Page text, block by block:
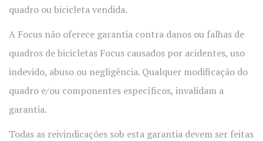
quadro ou bicicleta vendida.
A Focus não oferece garantia contra danos ou falhas de
quadros de bicicletas Focus causados por acidentes, uso
indevido, abuso ou negligência. Qualquer modificação do
quadro e/ou componentes específicos, invalidam a
garantia.
Todas as reivindicações sob esta garantia devem ser feitas